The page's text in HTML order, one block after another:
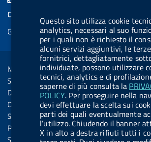
Questo sito utilizza cookie
analytics, necessari al suo
per i quali non è richiesto il
alcuni servizi aggiuntivi, le
fornitrici, dettagliatamente
individuate, possono utilizzare
tecnici, analytics e di
saperne di più consulta la
POLICY. Per proseguire nella
devi effettuare la scelta sui
parti dei quali eventualmente
l’utilizzo. Chiudendo il banner
X in alto a destra rifiuti tutti i
l
.
b
u
t
t
o
n
.
i
s
k
y
u
b
e
l
.
b
u
t
t
o
n
s
COOKIES
Gestione cookie
Sezione Link Utili
Note legali
Social Media Policy
Dichiarazione di accessibilità
Obiettivi di accessibilità
Statistiche sito
Privacy